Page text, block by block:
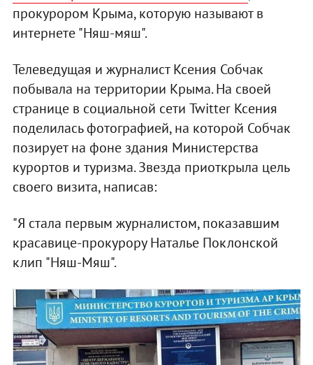
прокурором Крыма, которую называют в
интернете "Няш-мяш".
Телеведущая и журналист Ксения Собчак
побывала на территории Крыма. На своей
странице в социальной сети Twitter Ксения
поделилась фотографией, на которой Собчак
позирует на фоне здания Министерства
курортов и туризма. Звезда приоткрыла цель
своего визита, написав:
"Я стала первым журналистом, показавшим
красавице-прокурору Наталье Поклонской
клип "Няш-Мяш".